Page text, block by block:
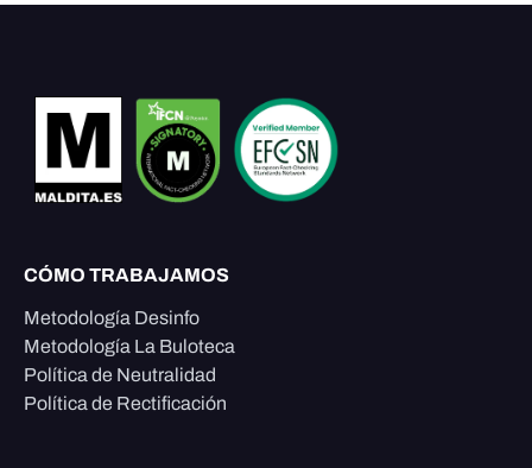
CÓMO TRABAJAMOS
Metodología Desinfo
Metodología La Buloteca
Política de Neutralidad
Política de Rectificación